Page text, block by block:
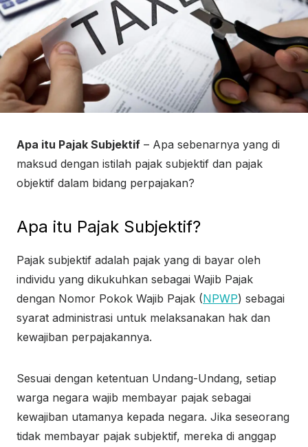
Apa itu Pajak Subjektif – Apa sebenarnya yang di
maksud dengan istilah pajak subjektif dan pajak
objektif dalam bidang perpajakan?
Apa itu Pajak Subjektif?
Pajak subjektif adalah pajak yang di bayar oleh
individu yang dikukuhkan sebagai Wajib Pajak
dengan Nomor Pokok Wajib Pajak (NPWP) sebagai
syarat administrasi untuk melaksanakan hak dan
kewajiban perpajakannya.
Sesuai dengan ketentuan Undang-Undang, setiap
warga negara wajib membayar pajak sebagai
kewajiban utamanya kepada negara. Jika seseorang
tidak membayar pajak subjektif, mereka di anggap